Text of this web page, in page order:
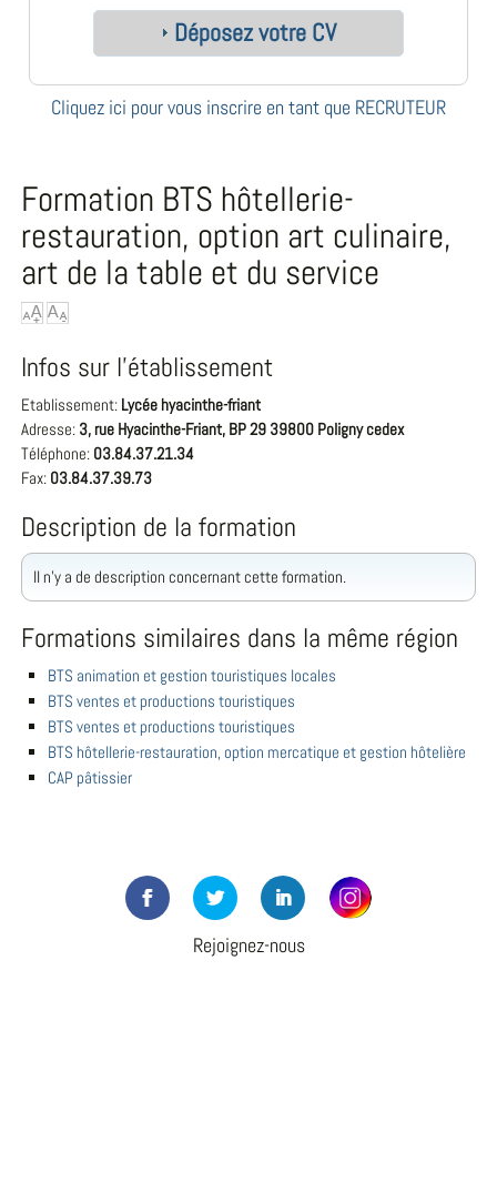
Déposez votre CV
Cliquez ici pour vous inscrire en tant que RECRUTEUR
Formation BTS hôtellerie-
restauration, option art culinaire,
art de la table et du service
Infos sur l'établissement
Etablissement: Lycée hyacinthe-friant
Adresse: 3, rue Hyacinthe-Friant, BP 29 39800 Poligny cedex
Téléphone: 03.84.37.21.34
Fax: 03.84.37.39.73
Description de la formation
Il n'y a de description concernant cette formation.
Formations similaires dans la même région
BTS animation et gestion touristiques locales
BTS ventes et productions touristiques
BTS ventes et productions touristiques
BTS hôtellerie-restauration, option mercatique et gestion hôtelière
CAP pâtissier
Rejoignez-nous